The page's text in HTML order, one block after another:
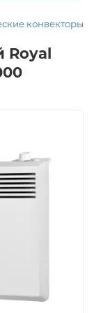
конвекторы
Royal